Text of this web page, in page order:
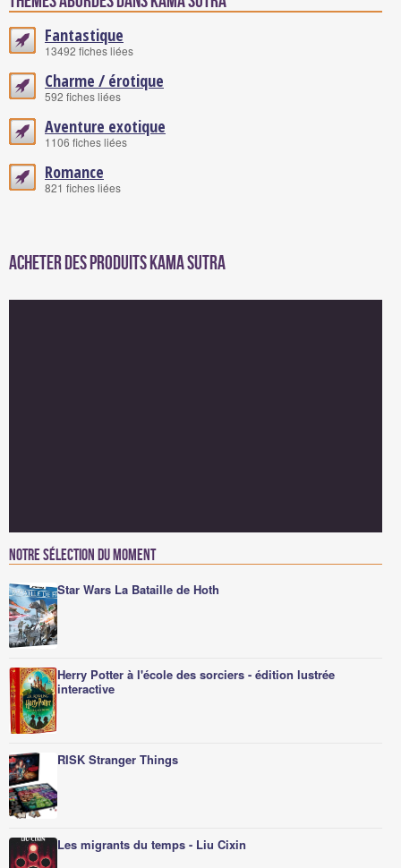
Fantastique
13492 fiches liées
Charme / érotique
592 fiches liées
Aventure exotique
1106 fiches liées
Romance
821 fiches liées
Acheter des produits Kama Sutra
Notre sélection du moment
Star Wars La Bataille de Hoth
Herry Potter à l'école des sorciers - édition lustrée
interactive
RISK Stranger Things
Les migrants du temps - Liu Cixin